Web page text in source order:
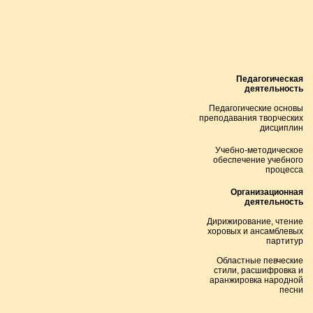
Педагогическая
деятельность
Педагогические основы
преподавания творческих
дисциплин
Учебно-методическое
обеспечение учебного
процесса
Организационная
деятельность
Дирижирование, чтение
хоровых и ансамблевых
партитур
Областные певческие
стили, расшифровка и
аранжировка народной
песни